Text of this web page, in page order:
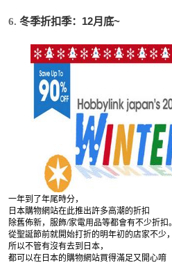
6. 冬季折扣季：12月底~
一年到了年尾時分，
日本購物網站在此推出許多高潮的折扣
除舊佈新，服飾/家電用品等都會有不少折扣。
從聖誕節前就開始打折的明年初的店家不少，
所以不管有沒有去到日本，
都可以在日本的購物網站買得滿足又開心唷